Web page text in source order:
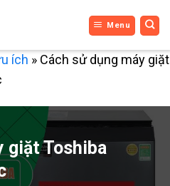
Menu
ích » Cách sử dụng máy giặt
giặt Toshiba